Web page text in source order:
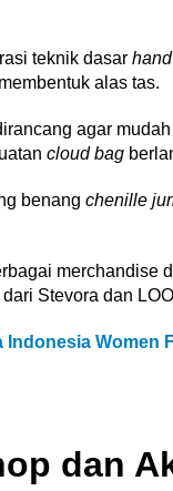
teknik dasar
alas tas.
agar
cloud bag
benang chenille
merchandise
Stevora dan
Indonesia Women
dan